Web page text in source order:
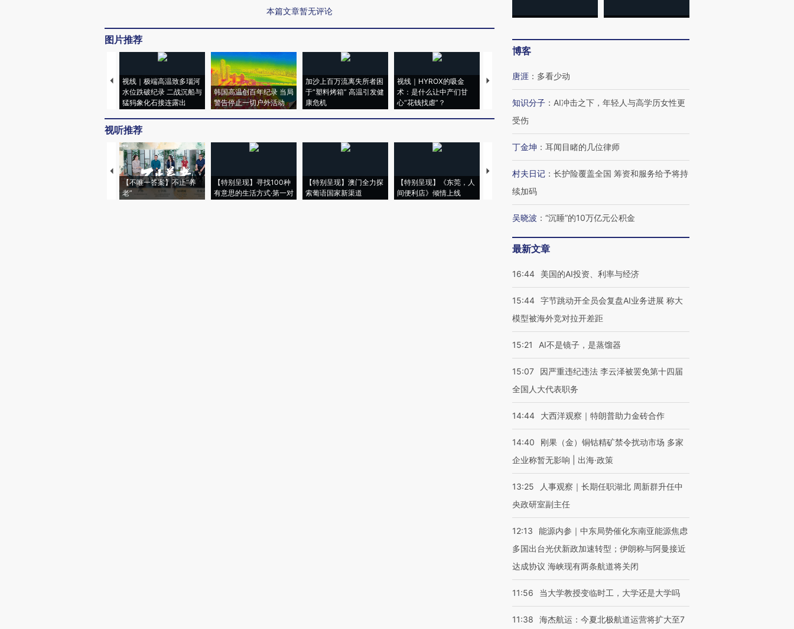
本篇文章暂无评论
图片推荐
视线｜极端高温致多瑙河
水位跌破纪录 二战沉船与
猛犸象化石接连露出
韩国高温创百年纪录 当局
警告停止一切户外活动
加沙上百万流离失所者困
于“塑料烤箱” 高温引发健
康危机
视线｜HYROX的吸金
术：是什么让中产们甘
心“花钱找虐”？
马航飞行员跨国走私7万
粒摇头丸 尿检体内含3种
度Z世代 用街头抗争将教
育部长拱下台
机”？难民潮撕裂西班牙
飞地休达
视听推荐
【不唯一答案】不止“养
老”
【特别呈现】寻找100种
有意思的生活方式·第一对
【特别呈现】澳门全力探
索葡语国家新渠道
【特别呈现】《东莞，人
间便利店》倾情上线
【推广】走进第四届链博
【商旅对话】华住集团
博客
唐涯 ： 多看少动
知识分子 ： AI冲击之下，年轻人与高学历女性更
受伤
丁金坤 ： 耳闻目睹的几位律师
村夫日记 ： 长护险覆盖全国 筹资和服务给予将持
续加码
吴晓波 ： “沉睡”的10万亿元公积金
最新文章
16:44 美国的AI投资、利率与经济
15:44 字节跳动开全员会复盘AI业务进展 称大
模型被海外竞对拉开差距
15:21 AI不是镜子，是蒸馏器
15:07
因严重违纪违法 李云泽被罢免第十四届
全国人大代表职务
14:44 大西洋观察｜特朗普助力金砖合作
14:40
刚果（金）铜钴精矿禁令扰动市场 多家
企业称暂无影响 | 出海·政策
13:25
人事观察｜长期任职湖北 周新群升任中
央政研室副主任
12:13
能源内参｜中东局势催化东南亚能源焦虑
多国出台光伏新政加速转型；伊朗称与阿曼接近
达成协议 海峡现有两条航道将关闭
11:56 当大学教授变临时工，大学还是大学吗
11:38 海杰航运：今夏北极航道运营将扩大至7